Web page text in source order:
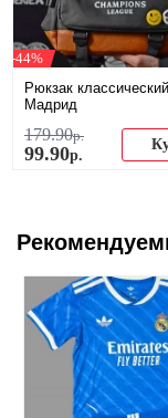
-44%
Рюкзак
Мадрид
179.90р.
99.90р.